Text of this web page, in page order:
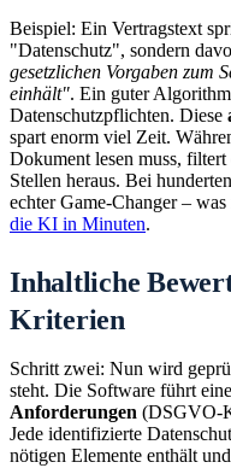
Beispiel: Ein Vertragstext
"Datenschutz", sondern
gesetzlichen Vorgaben zum
einhält". Ein guter
Datenschutzpflichten. Diese
spart enorm viel Zeit.
Dokument lesen muss,
Stellen heraus. Bei
echter Game-Changer –
die KI in Minuten.
Inhaltliche
Kriterien
Schritt zwei: Nun wird
steht. Die Software führt
Anforderungen (DSGVO-
Jede identifizierte
nötigen Elemente enthält